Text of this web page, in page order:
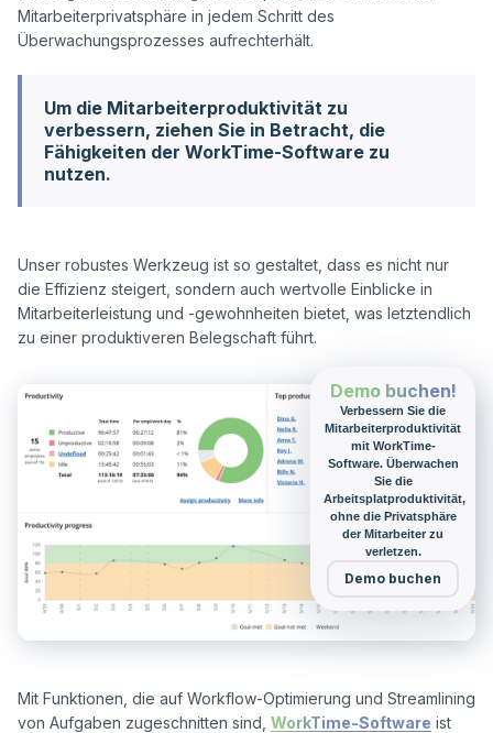
Mitarbeiterprivatsphäre in jedem Schritt des
Um die Mitarbeiterproduktivität zu
verbessern, ziehen Sie in Betracht, die
Fähigkeiten der WorkTime-Software zu
nutzen.
Unser robustes Werkzeug ist so gestaltet, dass es nicht nur
die Effizienz steigert, sondern auch wertvolle Einblicke in
Mitarbeiterleistung und -gewohnheiten bietet, was letztendlich
Demo buchen!
Verbessern Sie die
Mitarbeiterproduktivität
mit WorkTime-
Software. Überwachen
Sie die
Arbeitsplatproduktivität,
ohne die Privatsphäre
der Mitarbeiter zu
verletzen.
Demo buchen
Mit Funktionen, die auf Workflow-Optimierung und Streamlining
von Aufgaben zugeschnitten sind, WorkTime-Software ist